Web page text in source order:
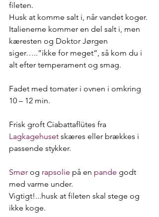
fileten.
Husk at komme salt i, når vandet koger.
Italienerne kommer en del salt i, men
kæresten og Doktor Jørgen
siger…..”ikke for meget”, så kom du i
alt efter temperament og smag.
Fadet med tomater i ovnen i omkring
10 – 12 min.
Frisk groft Ciabattaflütes fra
Lagkagehuset skæres eller brækkes i
passende stykker.
Smør og rapsolie på en pande godt
med varme under.
Vigtigt!...husk at fileten skal stege og
ikke koge.